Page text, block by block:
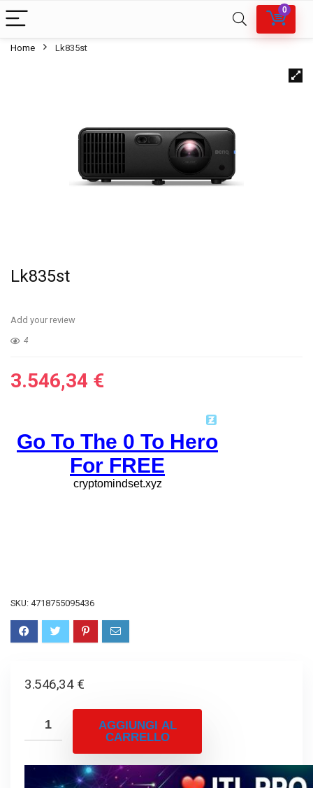
0
Home Lk835st
Lk835st
Add your review
4
3.546,34 €
SKU: 4718755095436
3.546,34 €
AGGIUNGI AL
CARRELLO